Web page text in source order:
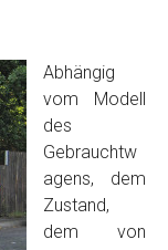
Abhängig
vom Modell
des
Gebrauchtw
agens, dem
Zustand,
dem von